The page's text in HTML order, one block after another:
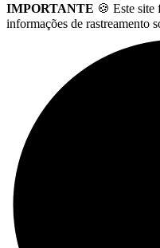
IMPORTANTE 🍪 Este site
informações de rastreamento